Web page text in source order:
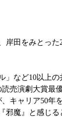
田をみとった
など10以上の
売演劇大賞最
キャリア50年
魔』と感じる